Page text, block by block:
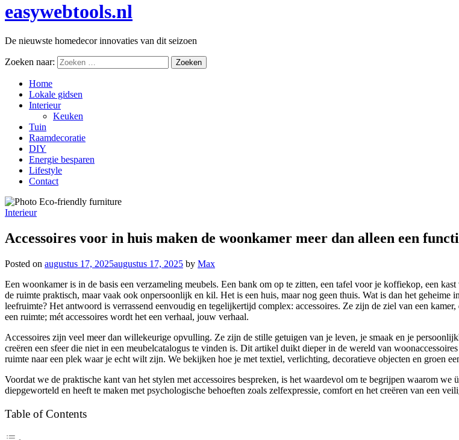
easywebtools.nl
De nieuwste homedecor innovaties van dit seizoen
Zoeken naar:
Home
Lokale gidsen
Interieur
Keuken
Tuin
Raamdecoratie
DIY
Energie besparen
Lifestyle
Contact
Interieur
Accessoires voor in huis maken de woonkamer meer dan alleen een
Posted on augustus 17, 2025augustus 17, 2025 by Max
Een woonkamer is in de basis een verzameling meubels. Een bank om op te zitten, een tafel voor je koffiekop, een
de ruimte praktisch, maar vaak ook onpersoonlijk en kil. Het is een huis, maar nog geen thuis. Wat is dan het
leefruimte? Het antwoord is verrassend eenvoudig en tegelijkertijd complex: accessoires. Ze zijn de ziel van een
een ruimte; mét accessoires wordt het een verhaal, jouw verhaal.
Accessoires zijn veel meer dan willekeurige opvulling. Ze zijn de stille getuigen van je leven, je smaak en je
creëren een sfeer die niet in een meubelcatalogus te vinden is. Dit artikel duikt dieper in de wereld van
ruimte naar een plek waar je echt wilt zijn. We bekijken hoe je met textiel, verlichting, decoratieve objecten en groen
Voordat we de praktische kant van het stylen met accessoires bespreken, is het waardevol om te begrijpen waarom
diepgeworteld en heeft te maken met psychologische behoeften zoals zelfexpressie, comfort en het creëren van een
Table of Contents